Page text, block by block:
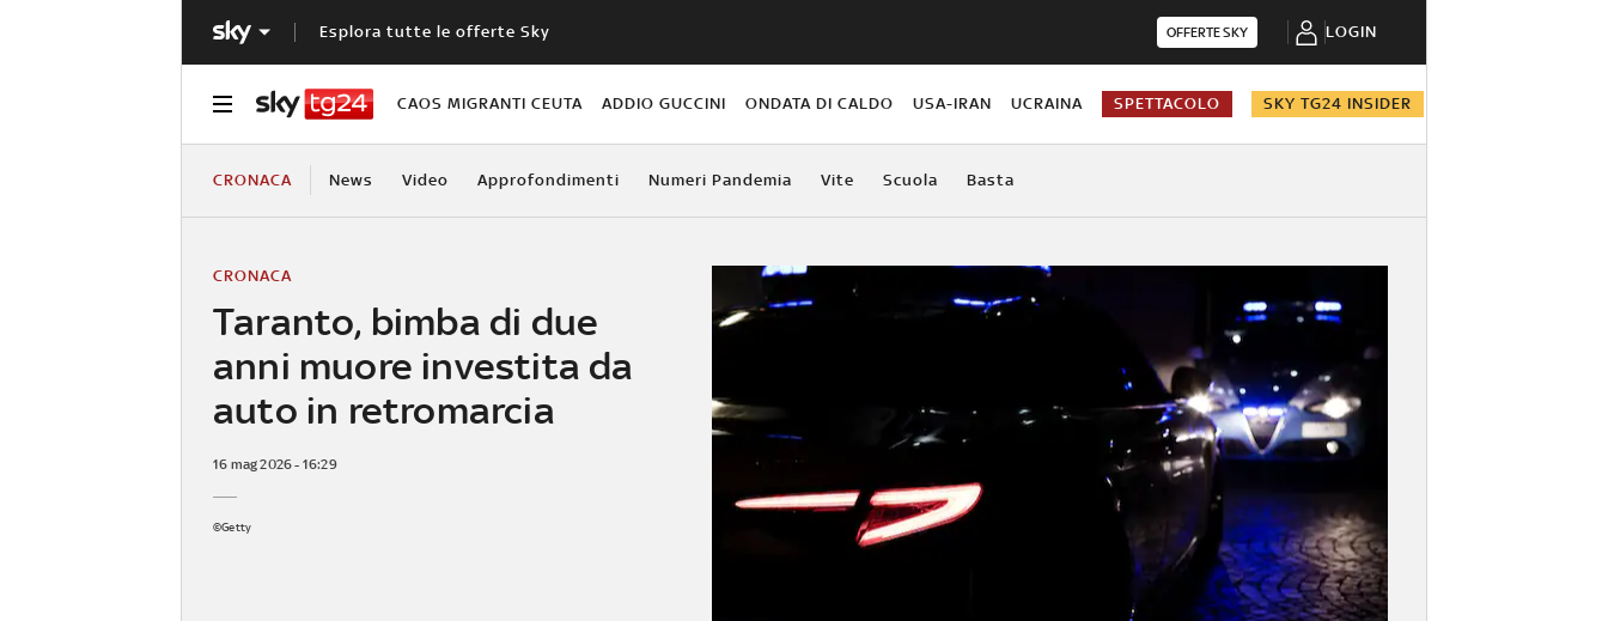
Esplora tutte le offerte Sky OFFERTE SKY LOGIN
CAOS MIGRANTI CEUTA ADDIO GUCCINI ONDATA DI CALDO USA-IRAN UCRAINA SPETTACOLO SKY TG24 INSIDER
CRONACA News Video Approfondimenti Numeri Pandemia Vite Scuola Basta
Taranto, bimba di due
anni muore investita da
auto in retromarcia
CRONACA
16 mag 2026 - 16:29
©Getty